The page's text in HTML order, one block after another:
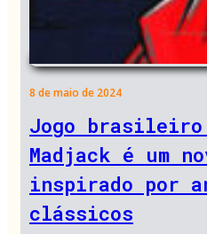
8 de maio de 2024
Jogo
Madjack é um
inspirado por
clássicos